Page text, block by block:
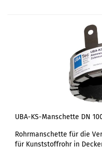
UBA-KS-Manschette DN
Rohrmanschette für die
für Kunststoffrohr in